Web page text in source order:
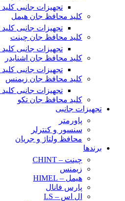
تجهیزات جانبی
کلید محافظ جان هیمل
تجهیزات جانبی
کلید محافظ جان چینت
تجهیزات جانبی
کلید محافظ جان اشنایدر
تجهیزات جانبی
کلید محافظ جان زیمنس
تجهیزات جانبی
کلید محافظ جان تکو
تجهیزات جانبی
پاورمتر
سنسور و کنترلر
محافظ ولتاژ و‌ جریان
برندها
چینت – CHINT
زیمنس
هیمل – HIMEL
پارس فانال
ال اس – LS